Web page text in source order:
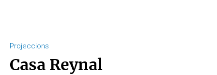
Projeccions
Casa Reynal